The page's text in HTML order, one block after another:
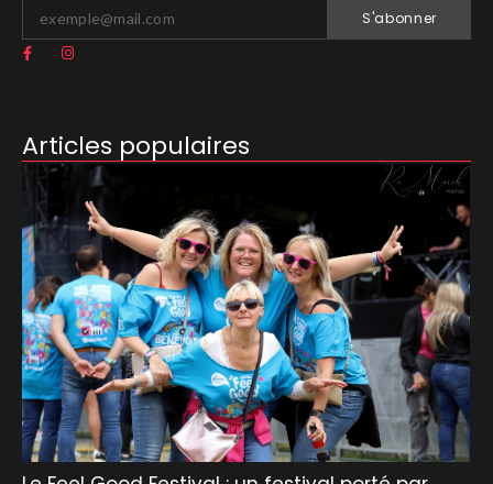
S'abonner
Articles populaires